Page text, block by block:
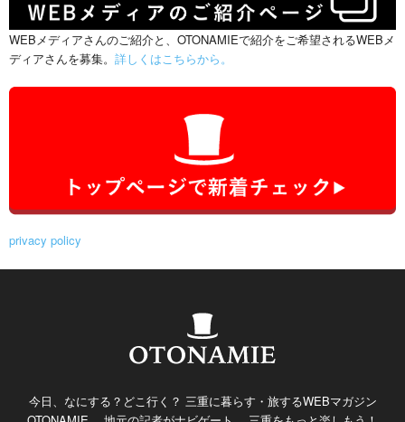
WEBメディアさんのご紹介と、OTONAMIEで紹介をご希望されるWEBメ
ディアさんを募集。 詳しくはこちらから。
privacy policy
今日、なにする？どこ行く？ 三重に暮らす・旅するWEBマガジン